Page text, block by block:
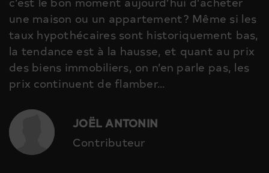
une maison ou un appartement? Même si les
taux hypothécaires sont historiquement bas,
la tendance est à la hausse, et quant au prix
des biens immobiliers, on n’en parle pas, les
prix continuent de flamber…
JOËL ANTONIN
Contributeur